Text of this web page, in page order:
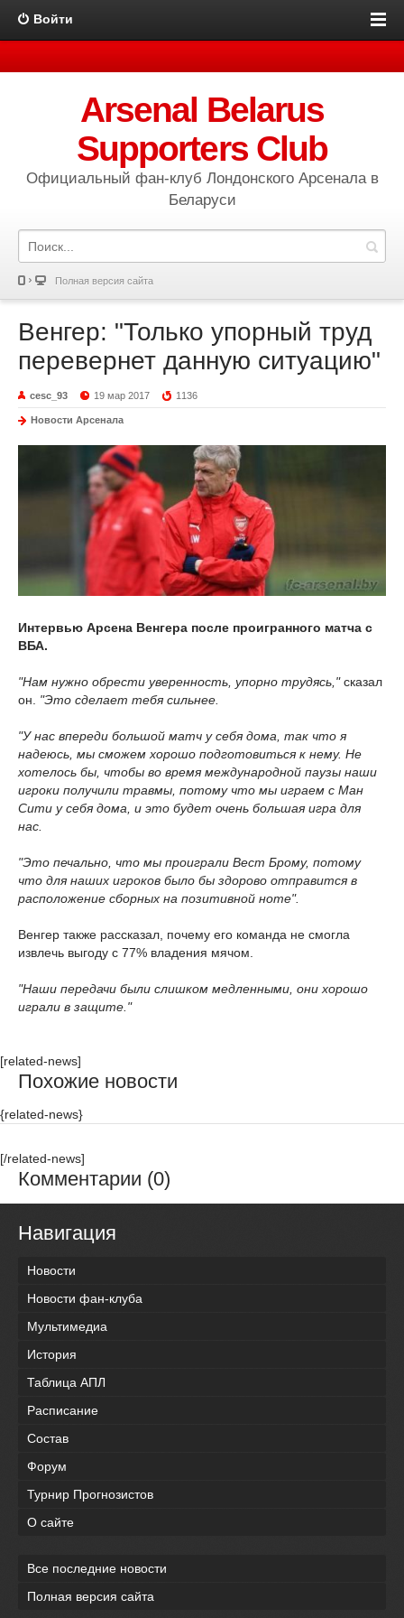
Войти
Arsenal Belarus
Supporters Club
Официальный фан-клуб Лондонского Арсенала в
Беларуси
Полная версия сайта
Венгер: "Только упорный труд
перевернет данную ситуацию"
cesc_93 19 мар 2017 1136
Новости Арсенала
Интервью Арсена Венгера после проигранного матча с
ВБА.
"Нам нужно обрести уверенность, упорно трудясь,"сказал
он. "Это сделает тебя сильнее.
"У нас впереди большой матч у себя дома, так что я
надеюсь, мы сможем хорошо подготовиться к нему. Не
хотелось бы, чтобы во время международной паузы наши
игроки получили травмы, потому что мы играем с Ман
Сити у себя дома, и это будет очень большая игра для
нас.
"Это печально, что мы проиграли Вест Брому, потому
что для наших игроков было бы здорово отправится в
расположение сборных на позитивной ноте".
Венгер также рассказал, почему его команда не смогла
извлечь выгоду с 77% владения мячом.
"Наши передачи были слишком медленными, они хорошо
играли в защите."
[related-news]
Похожие новости
{related-news}
[/related-news]
Комментарии (0)
Навигация
Новости
Новости фан-клуба
Мультимедиа
История
Таблица АПЛ
Расписание
Состав
Форум
Турнир Прогнозистов
О сайте
Все последние новости
Полная версия сайта